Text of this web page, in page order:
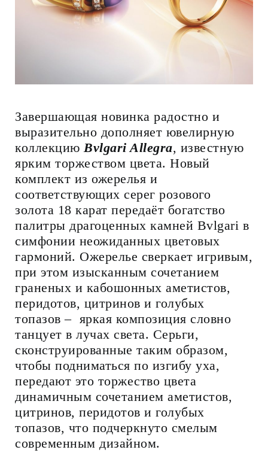
Завершающая новинка радостно и
выразительно дополняет ювелирную
коллекцию Bvlgari Allegra, известную
ярким торжеством цвета. Новый
комплект из ожерелья и
соответствующих серег розового
золота 18 карат передаёт богатство
палитры драгоценных камней Bvlgari в
симфонии неожиданных цветовых
гармоний. Ожерелье сверкает игривым,
при этом изысканным сочетанием
граненых и кабошонных аметистов,
перидотов, цитринов и голубых
топазов – яркая композиция словно
танцует в лучах света. Серьги,
сконструированные таким образом,
чтобы подниматься по изгибу уха,
передают это торжество цвета
динамичным сочетанием аметистов,
цитринов, перидотов и голубых
топазов, что подчеркнуто смелым
современным дизайном.